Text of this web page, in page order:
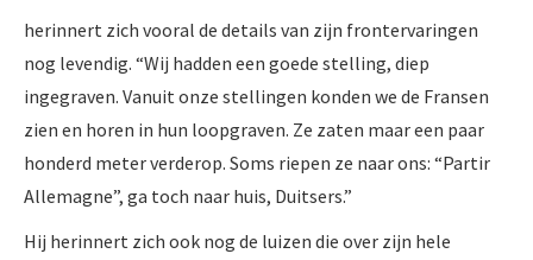
herinnert zich vooral de details van zijn frontervaringen
nog levendig. “Wij hadden een goede stelling, diep
ingegraven. Vanuit onze stellingen konden we de Fransen
zien en horen in hun loopgraven. Ze zaten maar een paar
honderd meter verderop. Soms riepen ze naar ons: “Partir
Allemagne”, ga toch naar huis, Duitsers.”
Hij herinnert zich ook nog de luizen die over zijn hele